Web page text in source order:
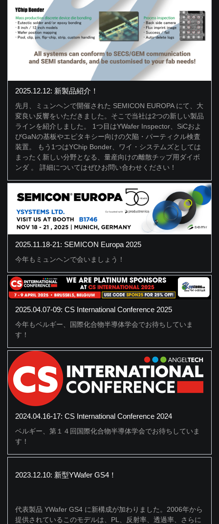
2025.12.12: 新製品紹介！
先月、ミュンヘンで開催された SEMICON EUROPA にて、大
変良い反響をいただきました。そこで当社は2つの新しい製品
ラインを紹介しました。 1つ目はYWafer Inspector、SiCおよ
びGaNの基板やエピタキシー向けの欠陥・パーティクル検査
装置。 もう1つはYChip Bonder、ワイ・システムズとしては
まったく新しい分野となる、量産向けの離散チップ用ダイボ
ンダ 。 詳細についてはぜひお問い合わせください！
2025.11.18-21: SEMICON Europa 2025
今年もミュンヘンで会いましょう！
2025.04.07-09: CS International Conference 2025
今年もベルギー、国際化合物半導体学会でお待ちしていま
す！
2024.04.16-17: CS International Conference 2024
ベルギー、第１４回国際化合物半導体学会でお待ちしていま
す！
2023.12.10: 新型YWafer GS4！
代表製品 YWafer GS4 に新構成が加わりました。2006年から
提供されているこのモデルは、PL、反射率、透過率、さらに